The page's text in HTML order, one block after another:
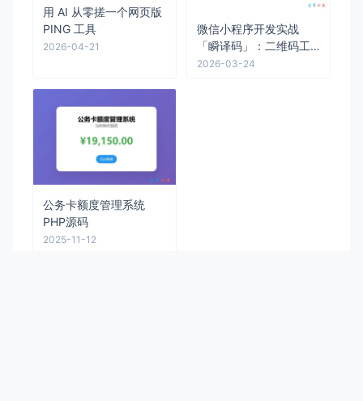
用 AI 从零搓一个网页版
PING 工具
2026-04-21
微信小程序开发实战
「瞬译码」：二维码工
具设计与实现
2026-03-24
公务卡额度管理系统
PHP源码
2025-11-12